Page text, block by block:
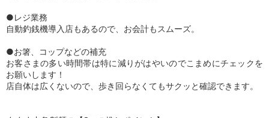
●レジ業務
自動釣銭機導入店もあるので、お会計もスムーズ。
●お箸、コップなどの補充
お客さまの多い時間帯は特に減りがはやいのでこまめにチェックを
お願いします！
店自体は広くないので、歩き回らなくてもサクッと確認できます。